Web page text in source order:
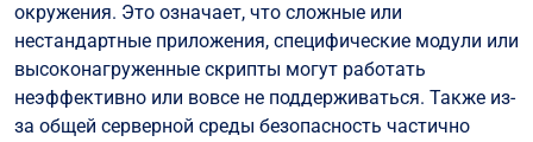
окружения. Это означает, что сложные или
нестандартные приложения, специфические модули или
высоконагруженные скрипты могут работать
неэффективно или вовсе не поддерживаться. Также из-
за общей серверной среды безопасность частично